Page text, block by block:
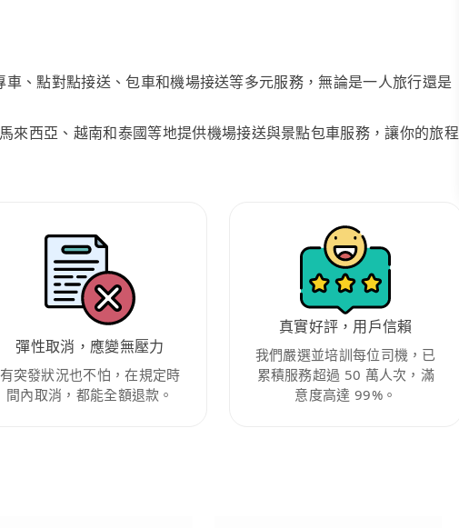
、點對點接送、包車和機場接送等多元服務，無論是一人旅行還是
來西亞、越南和泰國等地提供機場接送與景點包車服務，讓你的旅程
彈性取消，應變無壓力
有突發狀況也不怕，在規定時
間內取消，都能全額退款。
真實好評，用戶信賴
我們嚴選並培訓每位司機，已
累積服務超過 50 萬人次，滿
意度高達 99%。